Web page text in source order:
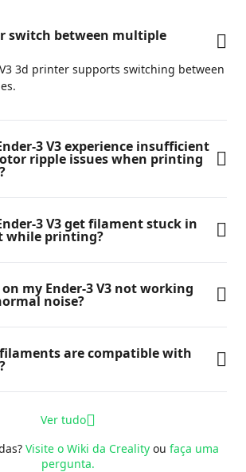
switch between multiple
3d printer supports switching between
3 V3 experience insufficient
ripple issues when printing
3 V3 get filament stuck in
while printing?
my Ender-3 V3 not working
noise?
are compatible with
Ver tudo
Visite o Wiki da Creality ou faça uma
pergunta.